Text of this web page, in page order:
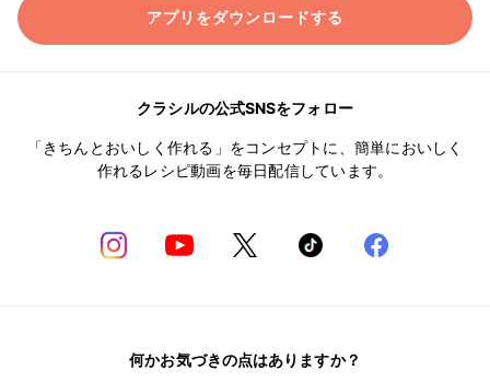
アプリをダウンロードする
クラシルの公式SNSをフォロー
「きちんとおいしく作れる」をコンセプトに、簡単においしく
作れるレシピ動画を毎日配信しています。
何かお気づきの点はありますか？